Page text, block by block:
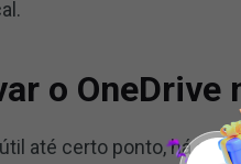
o OneDrive
até certo ponto, há